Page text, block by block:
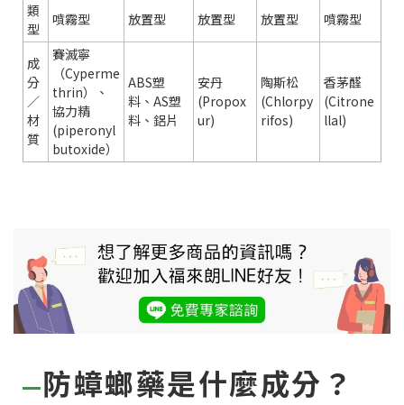
類
型
噴霧型 放置型 放置型 放置型 噴霧型
成
分
／
材
質
賽滅寧
（Cyperme
thrin）、
協力精
(piperonyl
butoxide）
ABS塑
料、AS塑
料、鋁片
安丹
(Propox
ur)
陶斯松
(Chlorpy
rifos)
香茅醛
(Citrone
llal)
防蟑螂藥是什麼成分？